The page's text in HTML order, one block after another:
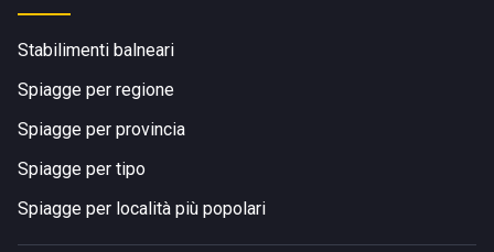
Stabilimenti balneari
Spiagge per regione
Spiagge per provincia
Spiagge per tipo
Spiagge per località più popolari